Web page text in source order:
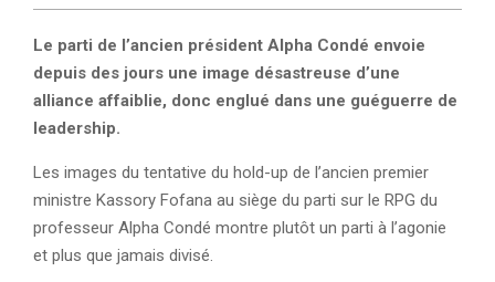
Le parti de l’ancien président Alpha Condé envoie
depuis des jours une image désastreuse d’une
alliance affaiblie, donc englué dans une guéguerre de
leadership.
Les images du tentative du hold-up de l’ancien premier
ministre Kassory Fofana au siège du parti sur le RPG du
professeur Alpha Condé montre plutôt un parti à l’agonie
et plus que jamais divisé.